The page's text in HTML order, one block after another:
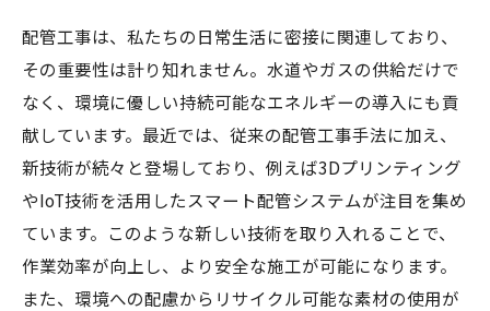
配管工事は、私たちの日常生活に密接に関連しており、
その重要性は計り知れません。水道やガスの供給だけで
なく、環境に優しい持続可能なエネルギーの導入にも貢
献しています。最近では、従来の配管工事手法に加え、
新技術が続々と登場しており、例えば3Dプリンティング
やIoT技術を活用したスマート配管システムが注目を集め
ています。このような新しい技術を取り入れることで、
作業効率が向上し、より安全な施工が可能になります。
また、環境への配慮からリサイクル可能な素材の使用が